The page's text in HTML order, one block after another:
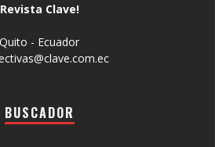
Revista Clave!
Quito - Ecuador
BUSCADOR